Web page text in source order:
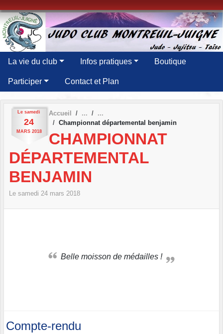
La vie du club Infos pratiques Boutique
Participer Contact et Plan
Le samedi
24
MARS 2018
Accueil
Championnat départemental benjamin
CHAMPIONNAT
DÉPARTEMENTAL
BENJAMIN
Le samedi 24 mars 2018
Belle moisson de médailles !
Compte-rendu